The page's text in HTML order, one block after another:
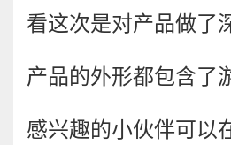
看这次是对产品做了
产品的外形都包含了
感兴趣的小伙伴可以